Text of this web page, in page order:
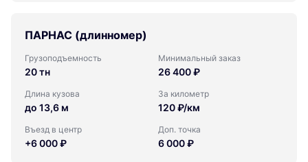
ПАРНАС (длинномер)
Грузоподъемность
20 тн
Минимальный заказ
26 400 ₽
Длина кузова
до 13,6 м
За километр
120 ₽/км
Въезд в центр
+6 000 ₽
Доп. точка
6 000 ₽